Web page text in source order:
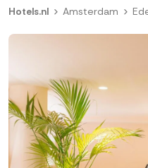
Hotels.nl Amsterdam